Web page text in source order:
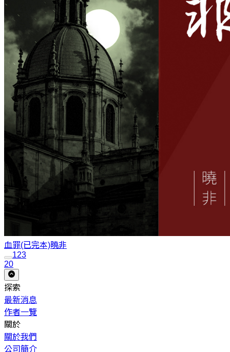
血罪(已完本)曉非
123
20
探索
最新消息
作者一覽
關於
關於我們
公司簡介